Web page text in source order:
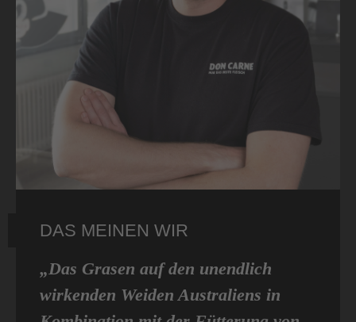
DAS MEINEN WIR
„Das Grasen auf den unendlich
wirkenden Weiden Australiens in